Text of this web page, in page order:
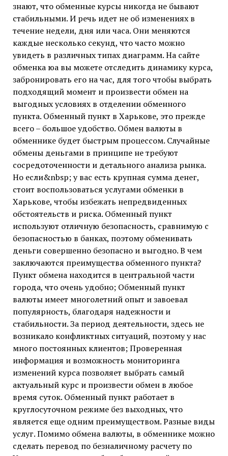
знают, что обменные курсы никогда не бывают
стабильными. И речь идет не об изменениях в
течение недели, дня или часа. Они меняются
каждые несколько секунд, что часто можно
увидеть в различных типах диаграмм. На сайте
обменка юа вы можете отследить динамику курса,
забронировать его на час, для того чтобы выбрать
подходящий момент и произвести обмен на
выгодных условиях в отделении обменного
пункта. Обменный пункт в Харькове, это прежде
всего – большое удобство. Обмен валюты в
обменнике будет быстрым процессом. Случайные
обмены деньгами в принципе не требуют
сосредоточенности и детального анализа рынка.
Но если&nbsp; у вас есть крупная сумма денег,
стоит воспользоваться услугами обменки в
Харькове, чтобы избежать непредвиденных
обстоятельств и риска. Обменный пункт
используют отличную безопасность, сравнимую с
безопасностью в банках, поэтому обменивать
деньги совершенно безопасно и выгодно. В чем
заключаются преимущества обменного пункта?
Пункт обмена находится в центральной части
города, что очень удобно; Обменный пункт
валюты имеет многолетний опыт и завоевал
популярность, благодаря надежности и
стабильности. За период деятельности, здесь не
возникало конфликтных ситуаций, поэтому у нас
много постоянных клиентов; Проверенная
информация и возможность мониторинга
изменений курса позволяет выбрать самый
актуальный курс и произвести обмен в любое
время суток. Обменный пункт работает в
круглосуточном режиме без выходных, что
является еще одним преимуществом. Разные виды
услуг. Помимо обмена валюты, в обменнике можно
сделать перевод по безналичному расчету по